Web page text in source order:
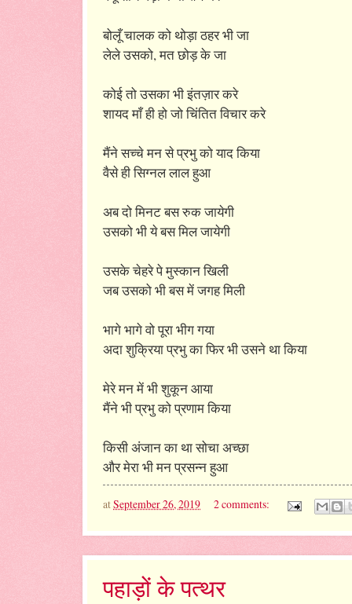
बोलूँ चालक को थोड़ा ठहर भी जा
लेले उसको, मत छोड़ के जा
कोई तो उसका भी इंतज़ार करे
शायद माँ ही हो जो चिंतित विचार करे
मैंने सच्चे मन से प्रभु को याद किया
वैसे ही सिग्नल लाल हुआ
अब दो मिनट बस रुक जायेगी
उसको भी ये बस मिल जायेगी
उसके चेहरे पे मुस्कान खिली
जब उसको भी बस में जगह मिली
भागे भागे वो पूरा भीग गया
अदा शुक्रिया प्रभु का फिर भी उसने था किया
मेरे मन में भी शुकून आया
मैंने भी प्रभु को प्रणाम किया
किसी अंजान का था सोचा अच्छा
और मेरा भी मन प्रसन्न हुआ
atSeptember 26, 2019 2 comments:
पहाड़ों के पत्थर